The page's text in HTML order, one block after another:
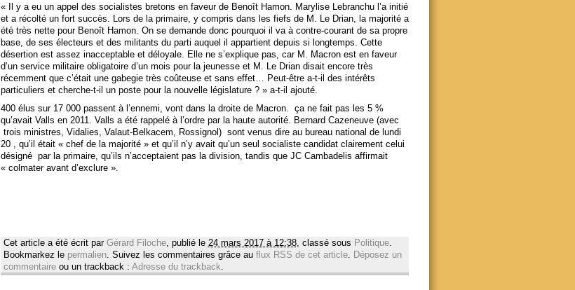
« Il y a eu un appel des socialistes bretons en faveur de Benoît Hamon. Marylise Lebranchu l’a initié
et a récolté un fort succès. Lors de la primaire, y compris dans les fiefs de M. Le Drian, la majorité a
été très nette pour Benoît Hamon. On se demande donc pourquoi il va à contre-courant de sa propre
base, de ses électeurs et des militants du parti auquel il appartient depuis si longtemps. Cette
désertion est assez inacceptable et déloyale. Elle ne s’explique pas, car M. Macron est en faveur
d’un service militaire obligatoire d’un mois pour la jeunesse et M. Le Drian disait encore très
récemment que c’était une gabegie très coûteuse et sans effet… Peut-être a-t-il des intérêts
particuliers et cherche-t-il un poste pour la nouvelle législature ? » a-t-il ajouté.
400 élus sur 17 000 passent à l’ennemi, vont dans la droite de Macron. ça ne fait pas les 5 %
qu’avait Valls en 2011. Valls a été rappelé à l’ordre par la haute autorité. Bernard Cazeneuve (avec
trois ministres, Vidalies, Valaut-Belkacem, Rossignol) sont venus dire au bureau national de lundi
20 , qu’il était « chef de la majorité » et qu’il n’y avait qu’un seul socialiste candidat clairement celui
désigné par la primaire, qu’ils n’acceptaient pas la division, tandis que JC Cambadelis affirmait
« colmater avant d’exclure ».
Cet article a été écrit par Gérard Filoche, publié le 24 mars 2017 à 12:38, classé sous Politique.
Bookmarkez le permalien. Suivez les commentaires grâce au flux RSS de cet article. Déposez un
commentaireou un trackback : Adresse du trackback